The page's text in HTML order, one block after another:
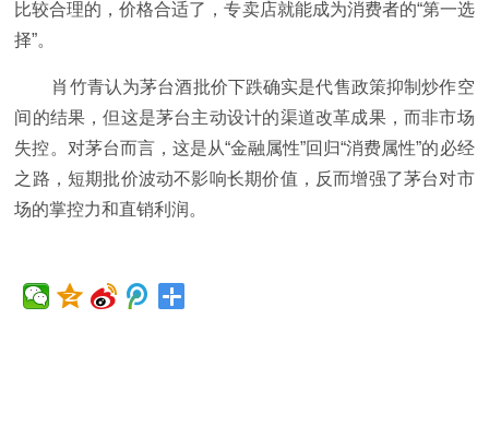
比较合理的，价格合适了，专卖店就能成为消费者的“第一选
择”。
肖竹青认为茅台酒批价下跌确实是代售政策抑制炒作空
间的结果，但这是茅台主动设计的渠道改革成果，而非市场
失控。对茅台而言，这是从“金融属性”回归“消费属性”的必经
之路，短期批价波动不影响长期价值，反而增强了茅台对市
场的掌控力和直销利润。